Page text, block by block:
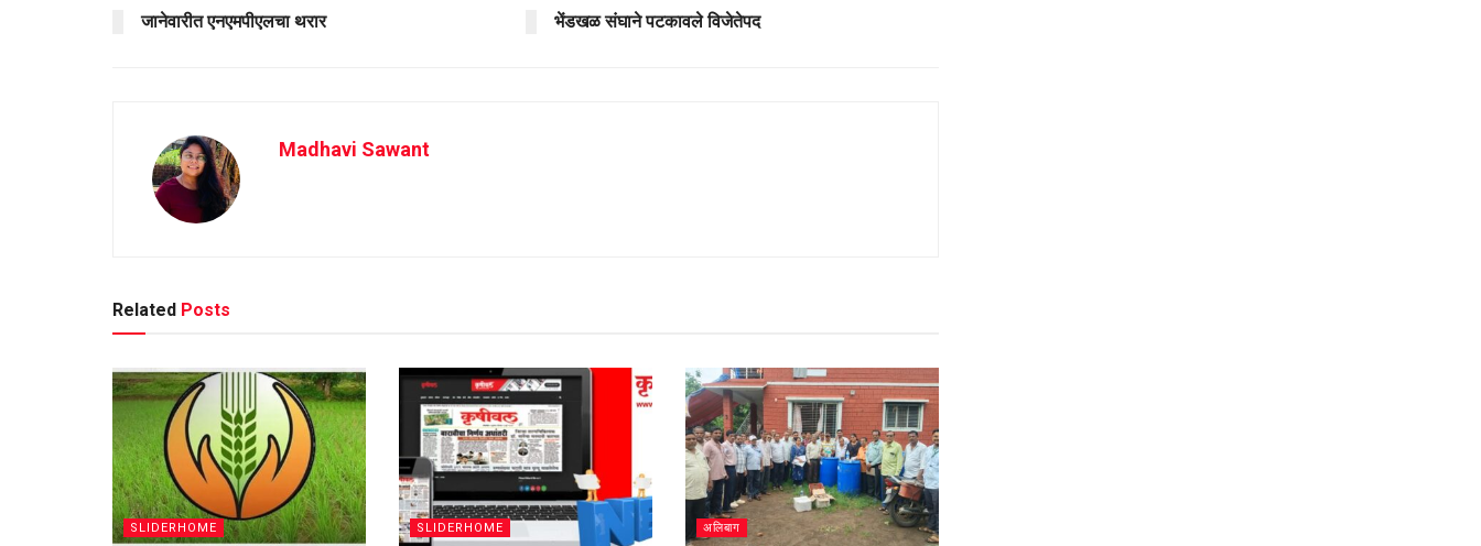
जानेवारीत एनएमपीएलचा थरार भेंडखळ संघाने पटकावले विजेतेपद
Madhavi Sawant
Related Posts
SLIDERHOME SLIDERHOME अलिबाग